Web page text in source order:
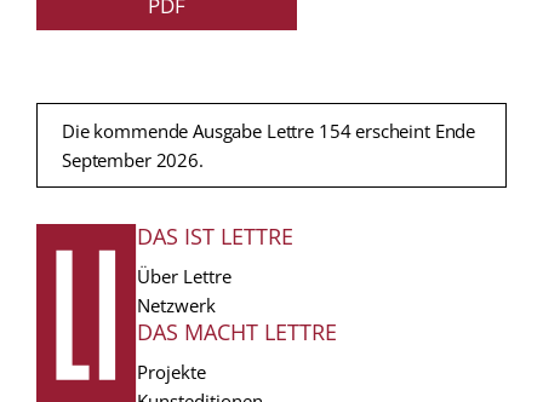
Die kommende Ausgabe Lettre 154 erscheint Ende
September 2026.
FUSSZEILE
DAS IST LETTRE
Über Lettre
Netzwerk
DAS MACHT LETTRE
Projekte